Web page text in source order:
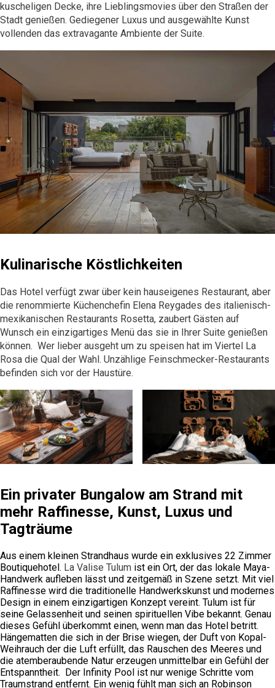
kuscheligen Decke, ihre Lieblingsmovies über den Straßen der
Stadt genießen. Gediegener Luxus und ausgewählte Kunst
vollenden das extravagante Ambiente der Suite.
Kulinarische Köstlichkeiten
Das Hotel verfügt zwar über kein hauseigenes Restaurant, aber
die renommierte Küchenchefin Elena Reygades des italienisch-
mexikanischen Restaurants Rosetta, zaubert Gästen auf
Wunsch ein einzigartiges Menü das sie in Ihrer Suite genießen
können. Wer lieber ausgeht um zu speisen hat im Viertel La
Rosa die Qual der Wahl. Unzählige Feinschmecker-Restaurants
befinden sich vor der Haustüre.
Ein privater Bungalow am Strand mit
mehr Raffinesse, Kunst, Luxus und
Tagträume
Aus einem kleinen Strandhaus wurde ein exklusives 22 Zimmer
Boutiquehotel. La Valise Tulum ist ein Ort, der das lokale Maya-
Handwerk aufleben lässt und zeitgemäß in Szene setzt. Mit viel
Raffinesse wird die traditionelle Handwerkskunst und modernes
Design in einem einzigartigen Konzept vereint. Tulum ist für
seine Gelassenheit und seinen spirituellen Vibe bekannt. Genau
dieses Gefühl überkommt einen, wenn man das Hotel betritt.
Hängematten die sich in der Brise wiegen, der Duft von Kopal-
Weihrauch der die Luft erfüllt, das Rauschen des Meeres und
die atemberaubende Natur erzeugen unmittelbar ein Gefühl der
Entspanntheit. Der Infinity Pool ist nur wenige Schritte vom
Traumstrand entfernt. Ein wenig fühlt man sich an Robinson